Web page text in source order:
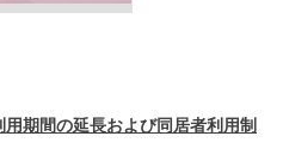
期間の延長および同居者利用制